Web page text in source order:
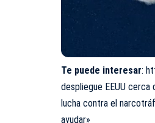
Te puede interesar:
despliegue EEUU cerca
lucha contra el
ayudar»